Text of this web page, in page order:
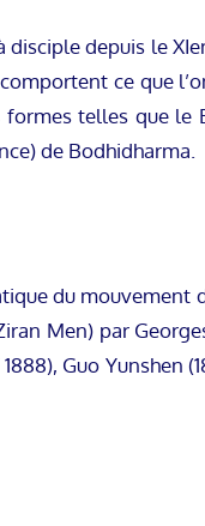
depuis le
ce que
telles que le
de Bodhidharma.
du mouvement
Men) par
Guo Yunshen